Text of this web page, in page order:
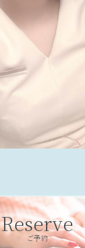
Reserve
ご予約